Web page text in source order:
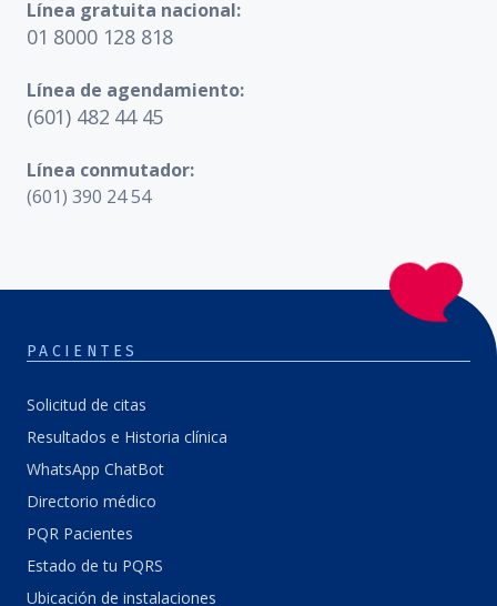
Línea gratuita nacional:
01 8000 128 818
Línea de agendamiento:
(601) 482 44 45
Línea conmutador:
(601) 390 24 54
PACIENTES
Solicitud de citas
Resultados e Historia clínica
WhatsApp ChatBot
Directorio médico
PQR Pacientes
Estado de tu PQRS
Ubicación de instalaciones